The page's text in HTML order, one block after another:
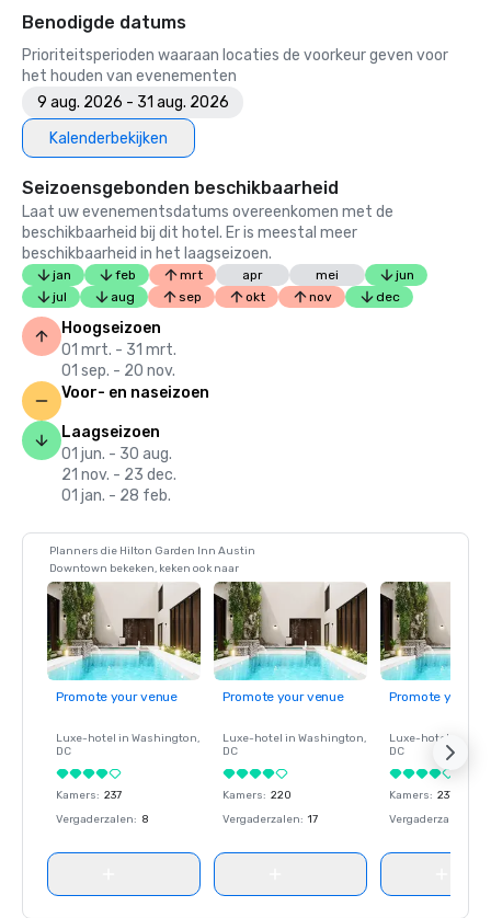
Benodigde datums
Prioriteitsperioden waaraan locaties de voorkeur geven voor
het houden van evenementen
9 aug. 2026 - 31 aug. 2026
Kalenderbekijken
Seizoensgebonden beschikbaarheid
Laat uw evenementsdatums overeenkomen met de
beschikbaarheid bij dit hotel. Er is meestal meer
beschikbaarheid in het laagseizoen.
jan feb mrt apr mei
jun
jul
aug sep okt nov dec
Hoogseizoen
01 mrt. - 31 mrt.
01 sep. - 20 nov.
Voor- en naseizoen
Laagseizoen
01 jun. - 30 aug.
21 nov. - 23 dec.
01 jan. - 28 feb.
Planners die Hilton Garden Inn Austin
Downtown bekeken, keken ook naar
Promote your venue
Luxe-hotel in Washington,
DC
Kamers: 237
Vergaderzalen: 8
Promote your venue
Luxe-hotel in Washington,
DC
Kamers: 220
Vergaderzalen: 17
Promote your
Luxe-hotel in
DC
Kamers: 237
Vergaderzalen